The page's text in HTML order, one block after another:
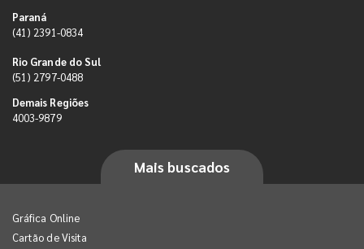
Paraná
(41) 2391-0834
Rio Grande do Sul
(51) 2797-0488
Demais Regiões
4003-9879
Mais buscados
Gráfica Online
Cartão de Visita